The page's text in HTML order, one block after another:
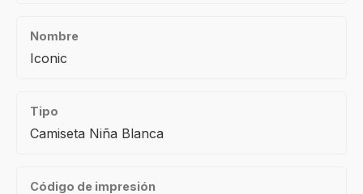
Nombre
Iconic
Tipo
Camiseta Niña Blanca
Código de impresión